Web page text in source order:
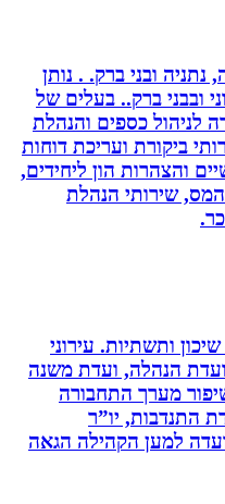
ובני ברק. . נותן
ברק.. בעלים של
כספים והנהלת
ועריכת דוחות
הון ליחידים,
שירותי הנהלת
עירוני
הנהלה, ועדת משנה
מערך התחבורה
יו”ר
למען הקהילה הגאה